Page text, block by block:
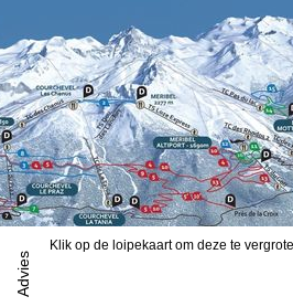
Advies
Klik op de loipekaart om deze te